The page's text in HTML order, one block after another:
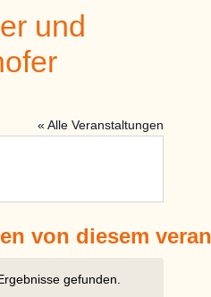
und
« Alle Veranstaltungen
von diesem
gefunden.